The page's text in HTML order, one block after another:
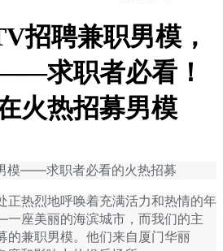
招聘兼职男模，
求职者必看！
火热招募男模
模——求职者必看的火热招募
正热烈地呼唤着充满活力和热情的年
座美丽的海滨城市，而我们的主
的兼职男模。他们来自厦门华丽